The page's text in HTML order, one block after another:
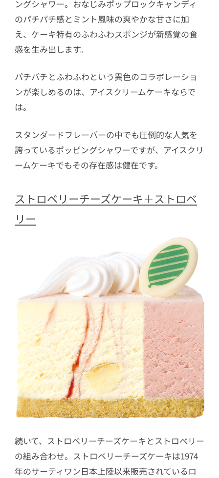
ングシャワー。おなじみポップロックキャンディ
のパチパチ感とミント風味の爽やかな甘さに加
え、ケーキ特有のふわふわスポンジが新感覚の食
感を生み出します。
パチパチとふわふわという異色のコラボレーショ
ンが楽しめるのは、アイスクリームケーキならで
は。
スタンダードフレーバーの中でも圧倒的な人気を
誇っているポッピングシャワーですが、アイスクリ
ームケーキでもその存在感は健在です。
ストロベリーチーズケーキ＋ストロベ
リー
続いて、ストロベリーチーズケーキとストロベリー
の組み合わせ。ストロベリーチーズケーキは1974
年のサーティワン日本上陸以来販売されているロ